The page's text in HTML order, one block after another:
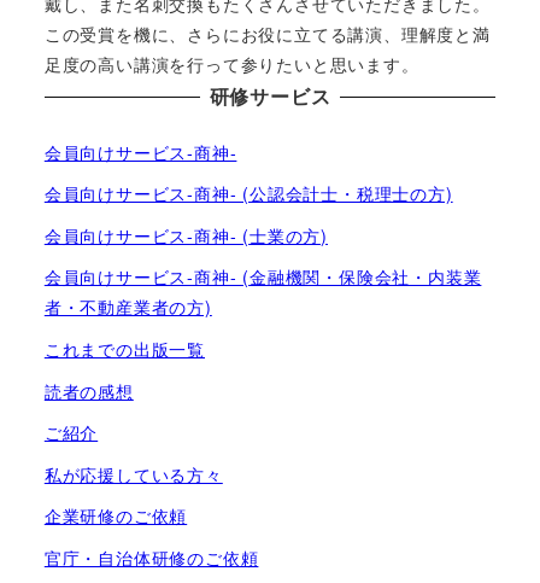
この受賞を機に、さらにお役に立てる講演、理解度と満
足度の高い講演を行って参りたいと思います。
研修サービス
会員向けサービス-商神-
会員向けサービス-商神- (公認会計士・税理士の方)
会員向けサービス-商神- (士業の方)
会員向けサービス-商神- (金融機関・保険会社・内装業
者・不動産業者の方)
これまでの出版一覧
読者の感想
ご紹介
私が応援している方々
企業研修のご依頼
官庁・自治体研修のご依頼